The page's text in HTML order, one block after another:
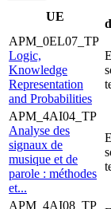
UE
APM_0EL07_TP
Logic,
Knowledge
Representation
and Probabilities
APM_4AI04_TP
Analyse des
signaux de
musique et de
parole : méthodes
et...
APM_4AI08_TP